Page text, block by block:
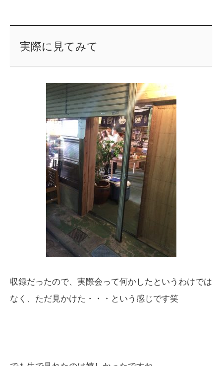
実際に見てみて
収録だったので、実際会って何かしたというわけでは
なく、ただ見かけた・・・という感じです笑